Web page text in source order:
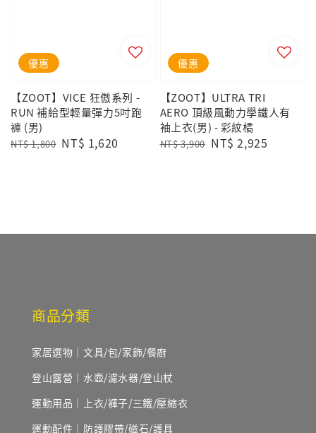
優惠
【ZOOT】VICE 狂傲系列 -
RUN 補給型輕量彈力5吋跑
褲 (男)
Regular
NT$ 1,800 Sale
NT$ 1,620
優惠
【ZOOT】ULTRA TRI
AERO 頂級風動力學鐵人有
袖上衣(男) - 彩紋橘
Regular
NT$ 3,900 Sale
NT$ 2,925
商品分類
家居選物｜文具/包/家飾/餐廚
登山露營｜水壺/濾水器/登山杖
運動用品｜上衣/褲子/三鐵/壓縮衣
運動配件｜防護膠帶/磁石/護具